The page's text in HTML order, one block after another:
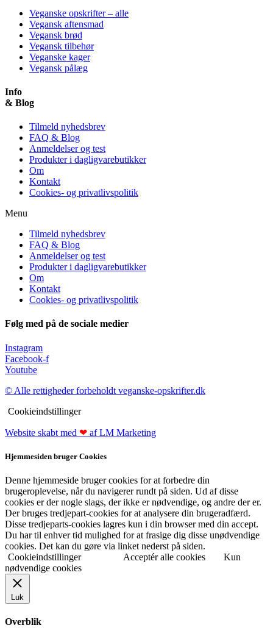
Veganske opskrifter – alle
Vegansk aftensmad
Vegansk brød
Vegansk tilbehør
Veganske kager
Vegansk pålæg
Info
& Blog
Tilmeld nyhedsbrev
FAQ & Blog
Anmeldelser og test
Produkter i dagligvarebutikker
Om
Kontakt
Cookies- og privatlivspolitik
Menu
Tilmeld nyhedsbrev
FAQ & Blog
Anmeldelser og test
Produkter i dagligvarebutikker
Om
Kontakt
Cookies- og privatlivspolitik
Følg med på de sociale medier
Instagram
Facebook-f
Youtube
© Alle rettigheder forbeholdt veganske-opskrifter.dk
Cookieindstillinger
Website skabt med ❤ af LM Marketing
Hjemmesiden bruger Cookies
Denne hjemmeside bruger cookies for at forbedre din
brugeroplevelse, når du navigerer rundt på siden. Ud af disse
cookies er der nogle slags, der ikke er nødvendige, og andre der er.
Der bruges tredjepart-cookies for at analysere din brugeradfærd.
Disse tredjeparts-cookies lagres kun i din browser med din accept.
Du har til enhver tid mulighed for at frasige dig disse unødvendige
cookies. Det kan du gøre via linket nederst på siden.
Cookieindstillinger
Acceptér alle cookies
Kun
nødvendige cookies
Luk
Overblik